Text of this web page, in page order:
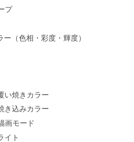
プ
ー（色相・彩度・輝度）
い焼きカラー
き込みカラー
画モード
イト